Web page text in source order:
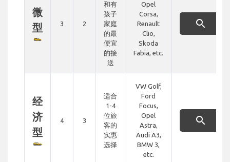
微
型
3 2
和有
孩子
家庭
的最
便宜
的接
送
Opel
Corsa,
Renault
Clio,
Skoda
Fabia, etc.
search
经
济
型
4 3
适合
1-4
位旅
客的
实惠
选择
VW Golf,
Ford
Focus,
Opel
Astra,
Audi A3,
BMW 3,
etc.
search